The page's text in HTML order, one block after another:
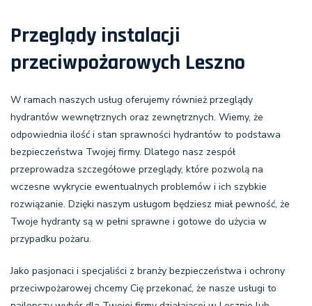
Przeglądy instalacji
przeciwpożarowych Leszno
W ramach naszych usług oferujemy również przeglądy
hydrantów wewnętrznych oraz zewnętrznych. Wiemy, że
odpowiednia ilość i stan sprawności hydrantów to podstawa
bezpieczeństwa Twojej firmy. Dlatego nasz zespół
przeprowadza szczegółowe przeglądy, które pozwolą na
wczesne wykrycie ewentualnych problemów i ich szybkie
rozwiązanie. Dzięki naszym usługom będziesz miał pewność, że
Twoje hydranty są w pełni sprawne i gotowe do użycia w
przypadku pożaru.
Jako pasjonaci i specjaliści z branży bezpieczeństwa i ochrony
przeciwpożarowej chcemy Cię przekonać, że nasze usługi to